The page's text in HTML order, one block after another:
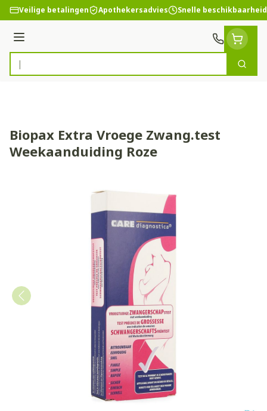
Ga naar de inhoud
Veilige betalingen Apothekersadvies Snelle beschikbaarheid
Menu
Product, merk, categorie...
Zoek
Biopax Extra Vroege Zwang.test
Weekaanduiding Roze